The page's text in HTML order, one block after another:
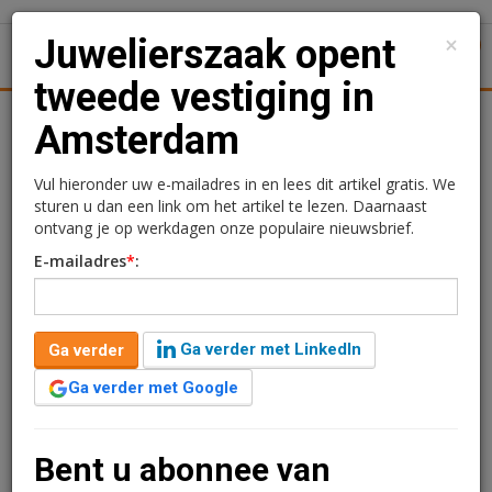
Juridisch | Fiscaal Transacties
Juwelierszaak opent
tweede vestiging in
Amsterdam
Redactie
27 februari 2025 om 15:20
één jaar geleden aangepast
1 minuut leestijd
De Britse juwelierszaak e&e jewellery heeft een
×
Juwelierszaak opent
tweede vestiging in
Amsterdam
Vul hieronder uw e-mailadres in en lees dit artikel gratis. We
sturen u dan een link om het artikel te lezen. Daarnaast
ontvang je op werkdagen onze populaire nieuwsbrief.
E-mailadres*:
Ga verder
Ga verder met LinkedIn
Ga verder met Google
Bent u abonnee van